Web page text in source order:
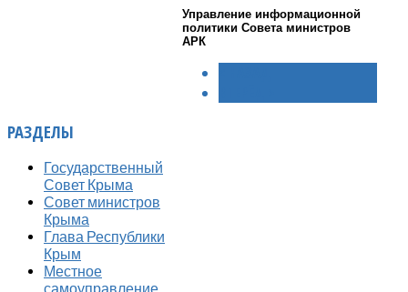
Управление информационной
политики Совета министров
АРК
РАЗДЕЛЫ
Государственный
Совет Крыма
Совет министров
Крыма
Глава Республики
Крым
Местное
самоуправление